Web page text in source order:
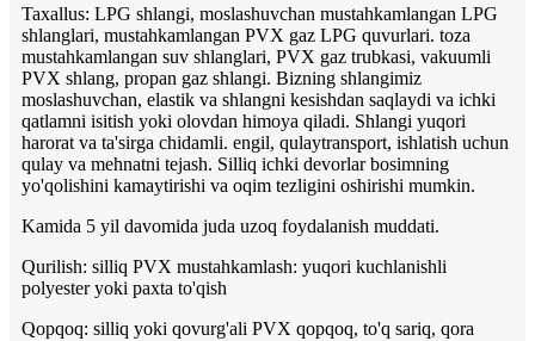
Taxallus: LPG shlangi, moslashuvchan mustahkamlangan LPG
shlanglari, mustahkamlangan PVX gaz LPG quvurlari. toza
mustahkamlangan suv shlanglari, PVX gaz trubkasi, vakuumli
PVX shlang, propan gaz shlangi. Bizning shlangimiz
moslashuvchan, elastik va shlangni kesishdan saqlaydi va ichki
qatlamni isitish yoki olovdan himoya qiladi. Shlangi yuqori
harorat va ta'sirga chidamli. engil, qulaytransport, ishlatish uchun
qulay va mehnatni tejash. Silliq ichki devorlar bosimning
yo'qolishini kamaytirishi va oqim tezligini oshirishi mumkin.
Kamida 5 yil davomida juda uzoq foydalanish muddati.
Qurilish: silliq PVX mustahkamlash: yuqori kuchlanishli
polyester yoki paxta to'qish
Qopqoq: silliq yoki qovurg'ali PVX qopqoq, to'q sariq, qora